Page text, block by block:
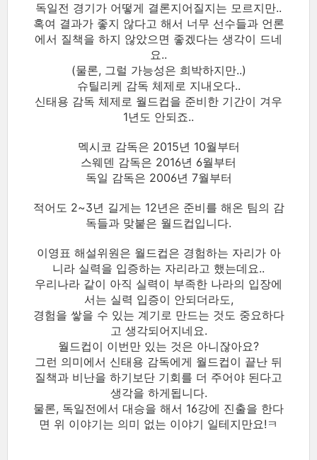
독일전 경기가 어떻게 결론지어질지는 모르지만..
혹여 결과가 좋지 않다고 해서 너무 선수들과 언론
에서 질책을 하지 않았으면 좋겠다는 생각이 드네
요..
(물론, 그럴 가능성은 희박하지만..)
슈틸리케 감독 체제로 지내오다..
신태용 감독 체제로 월드컵을 준비한 기간이 겨우
1년도 안되죠..
멕시코 감독은 2015년 10월부터
스웨덴 감독은 2016년 6월부터
독일 감독은 2006년 7월부터
적어도 2~3년 길게는 12년은 준비를 해온 팀의 감
독들과 맞붙은 월드컵입니다.
이영표 해설위원은 월드컵은 경험하는 자리가 아
니라 실력을 입증하는 자리라고 했는데요..
우리나라 같이 아직 실력이 부족한 나라의 입장에
서는 실력 입증이 안되더라도,
경험을 쌓을 수 있는 계기로 만드는 것도 중요하다
고 생각되어지네요.
월드컵이 이번만 있는 것은 아니잖아요?
그런 의미에서 신태용 감독에게 월드컵이 끝난 뒤
질책과 비난을 하기보단 기회를 더 주어야 된다고
생각을 하게됩니다.
물론, 독일전에서 대승을 해서 16강에 진출을 한다
면 위 이야기는 의미 없는 이야기 일테지만요!ㅋ